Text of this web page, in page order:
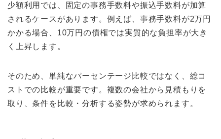
少額利用では、固定の事務手数料や振込手数料が加算
されるケースがあります。例えば、事務手数料が2万円
かかる場合、10万円の債権では実質的な負担率が大き
く上昇します。
そのため、単純なパーセンテージ比較ではなく、総コ
ストでの比較が重要です。複数の会社から見積もりを
取り、条件を比較・分析する姿勢が求められます。